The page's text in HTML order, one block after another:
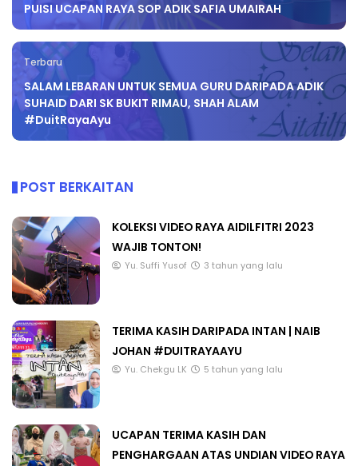
PUISI UCAPAN RAYA SOP ADIK SAFIA UMAIRAH
Terbaru
SALAM LEBARAN UNTUK SEMUA GURU DARIPADA ADIK
SUHAID DARI SK BUKIT RIMAU, SHAH ALAM
#DuitRayaAyu
POST BERKAITAN
KOLEKSI VIDEO RAYA AIDILFITRI 2023
WAJIB TONTON!
Yu. Suffi Yusof 3 tahun yang lalu
TERIMA KASIH DARIPADA INTAN | NAIB
JOHAN #DUITRAYAAYU
Yu. Chekgu LK 5 tahun yang lalu
UCAPAN TERIMA KASIH DAN
PENGHARGAAN ATAS UNDIAN VIDEO RAYA